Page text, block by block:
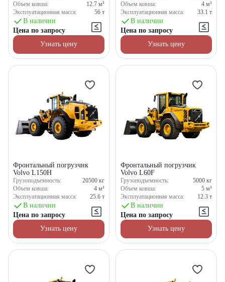
Объем ковша:
12.7 м³
Эксплуатационная масса:
56 т
В наличии
Цена по запросу
Узнать цену
Объем ковша:
4 м³
Эксплуатационная масса:
33.1 т
В наличии
Цена по запросу
Узнать цену
Фронтальный погрузчик
Volvo L150H
Грузоподъемность: 20500 кг
Объем ковша:
4 м³
Эксплуатационная масса:
25.6 т
В наличии
Цена по запросу
Узнать цену
Фронтальный погрузчик
Volvo L60F
Грузоподъемность: 5000 кг
Объем ковша:
5 м³
Эксплуатационная масса:
12.3 т
В наличии
Цена по запросу
Узнать цену